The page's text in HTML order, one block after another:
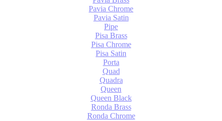
Pavia Chrome
Pavia Satin
Pipe
Pisa Brass
Pisa Chrome
Pisa Satin
Porta
Quad
Quadra
Queen
Queen Black
Ronda Brass
Ronda Chrome